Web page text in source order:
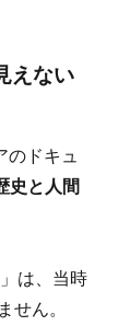
えない
のドキュ
史と人間
は、当時
せん。